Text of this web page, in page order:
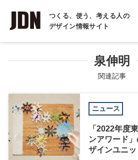
つくる、使う、考える人の
デザイン情報サイト
INTERVIEW
インタビュー
COLUMN
コラム
泉伸明
関連記事
ニュース
「2022年度
ンアワード
ザインユニ